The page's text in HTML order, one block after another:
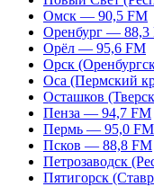
Омск — 90,5 FM
Оренбург — 88,3
Орёл — 95,6 FM
Орск
Оса (Пермский
Осташков
Пенза — 94,7 FM
Пермь — 95,0 FM
Псков — 88,8 FM
Петрозаводск
Пятигорск